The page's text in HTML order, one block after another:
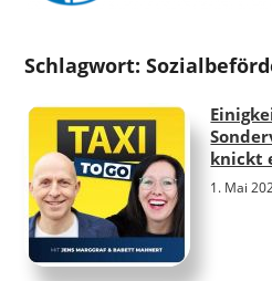
Schlagwort:
knickt
1. Mai